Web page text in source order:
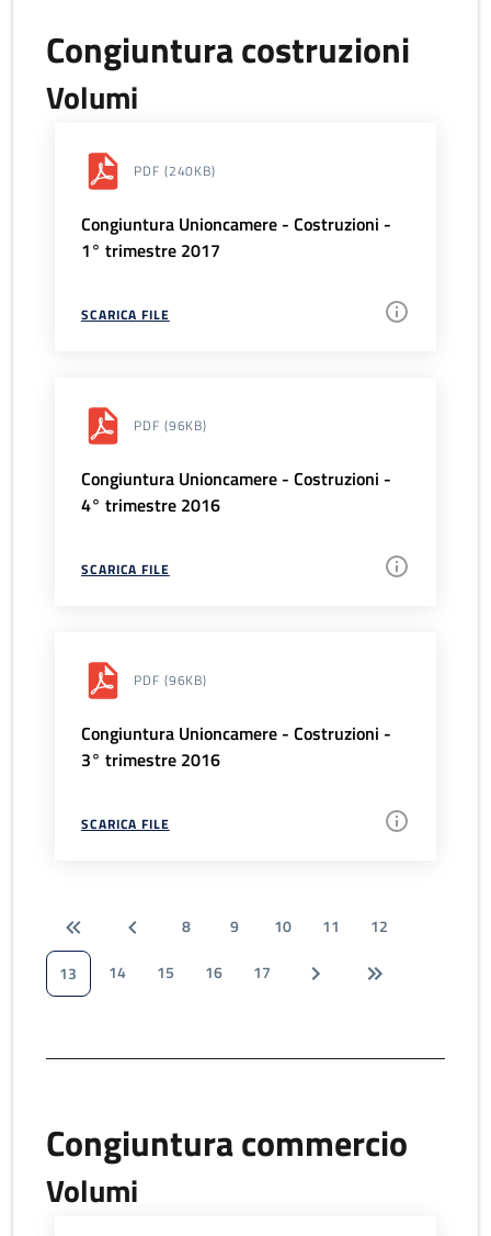
Congiuntura costruzioni
Volumi
PDF (240KB)
Congiuntura Unioncamere - Costruzioni -
1° trimestre 2017
SCARICA FILE
PDF (96KB)
Congiuntura Unioncamere - Costruzioni -
4° trimestre 2016
SCARICA FILE
PDF (96KB)
Congiuntura Unioncamere - Costruzioni -
3° trimestre 2016
SCARICA FILE
8 9 10 11
12
13
14 15 16 17
Congiuntura commercio
Volumi